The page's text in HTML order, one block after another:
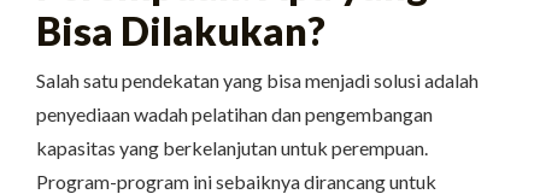
Bisa Dilakukan?
Salah satu pendekatan yang bisa menjadi solusi adalah
penyediaan wadah pelatihan dan pengembangan
kapasitas yang berkelanjutan untuk perempuan.
Program-program ini sebaiknya dirancang untuk